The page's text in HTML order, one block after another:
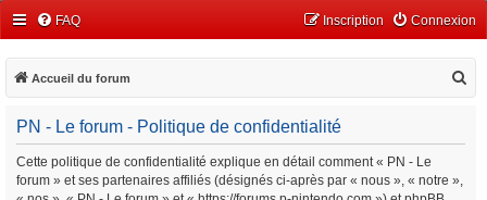
FAQ Connexion
Inscription
Accueil du forum
PN - Le forum - Politique de confidentialité
Cette politique de confidentialité explique en détail comment « PN - Le
forum » et ses partenaires affiliés (désignés ci-après par « nous », « notre »,